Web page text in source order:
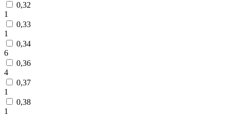
0,32
1
0,33
1
0,34
6
0,36
4
0,37
1
0,38
1